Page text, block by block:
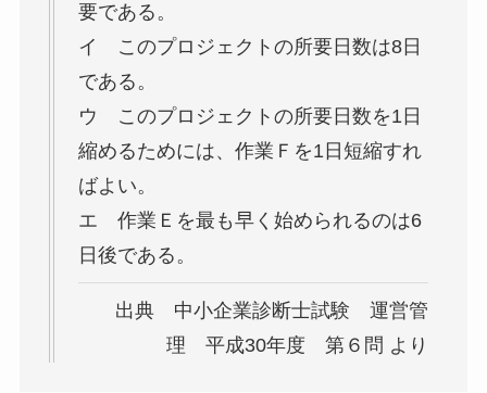
要である。
イ このプロジェクトの所要日数は8日
である。
ウ このプロジェクトの所要日数を1日
縮めるためには、作業Ｆを1日短縮すれ
ばよい。
エ 作業Ｅを最も早く始められるのは6
日後である。
出典 中小企業診断士試験 運営管
理 平成30年度 第６問 より